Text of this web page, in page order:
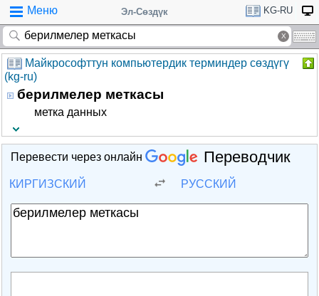
Меню Эл-Сөздүк KG-RU
Майкрософттун компьютердик терминдер сөздүгү
(kg-ru)
берилмелер меткасы
метка данных
Перевести через онлайн Переводчик
КИРГИЗСКИЙ РУССКИЙ